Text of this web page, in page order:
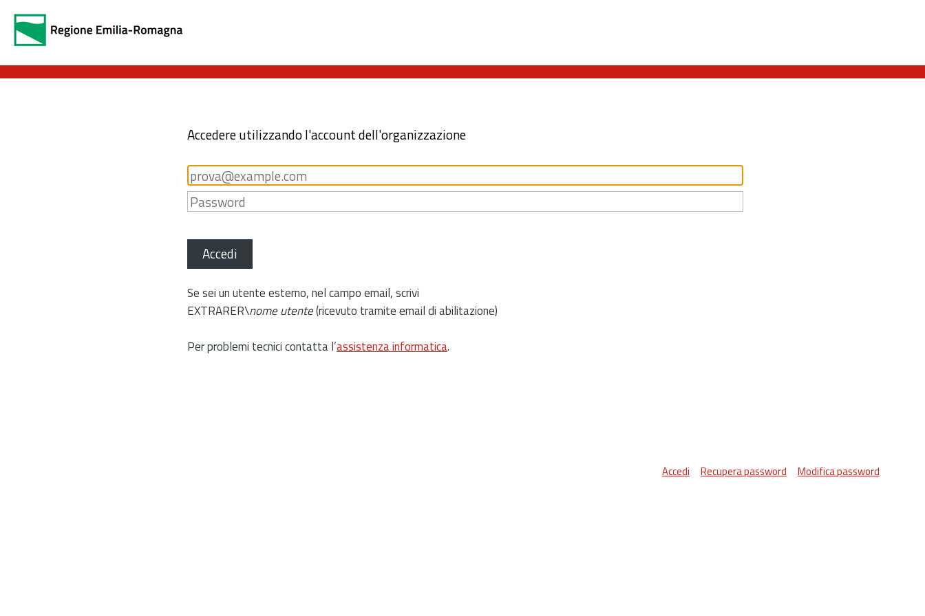
Accedere utilizzando l'account dell'organizzazione
Accedi
Se sei un utente esterno, nel campo email, scrivi
EXTRARER\nome utente(ricevuto tramite email di abilitazione)
Per problemi tecnici contatta l’assistenza informatica.
Accedi Recupera password Modifica password